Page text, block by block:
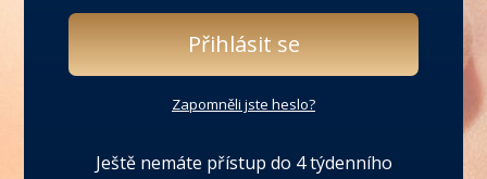
Přihlásit se
Zapomněli jste heslo?
Ještě nemáte přístup do 4 týdenního